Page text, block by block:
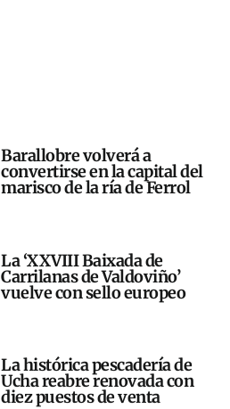
Barallobre volverá a
convertirse en la capital del
marisco de la ría de Ferrol
La ‘XXVIII Baixada de
Carrilanas de Valdoviño’
vuelve con sello europeo
La histórica pescadería de
Ucha reabre renovada con
diez puestos de venta